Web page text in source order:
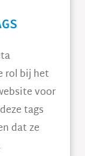
rol bij het
voor
tags
dat ze